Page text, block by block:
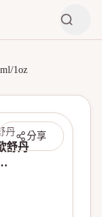
1oz
分享
丹
舒丹